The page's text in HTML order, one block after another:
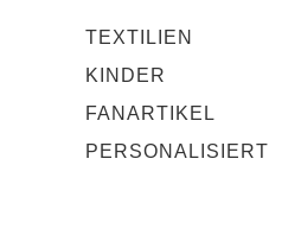
TEXTILIEN
KINDER
FANARTIKEL
PERSONALISIERT